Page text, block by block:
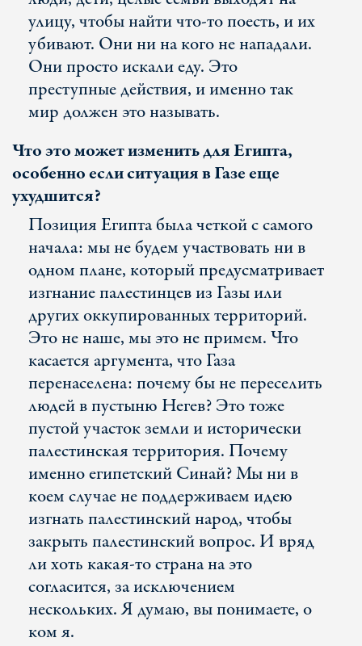
улицу, чтобы найти что-то поесть, и их
убивают. Они ни на кого не нападали.
Они просто искали еду. Это
преступные действия, и именно так
мир должен это называть.
Что это может изменить для Египта,
особенно если ситуация в Газе еще
ухудшится?
Позиция Египта была четкой с самого
начала: мы не будем участвовать ни в
одном плане, который предусматривает
изгнание палестинцев из Газы или
других оккупированных территорий.
Это не наше, мы это не примем. Что
касается аргумента, что Газа
перенаселена: почему бы не переселить
людей в пустыню Негев? Это тоже
пустой участок земли и исторически
палестинская территория. Почему
именно египетский Синай? Мы ни в
коем случае не поддерживаем идею
изгнать палестинский народ, чтобы
закрыть палестинский вопрос. И вряд
ли хоть какая-то страна на это
согласится, за исключением
нескольких. Я думаю, вы понимаете, о
ком я.